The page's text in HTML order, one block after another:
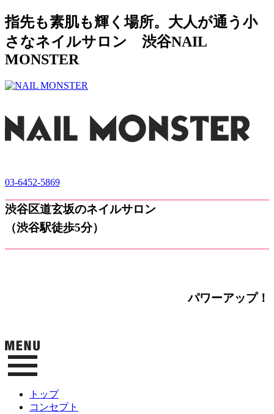
指先も素肌も輝く場所。大人が通う小
さなネイルサロン 渋谷NAIL
MONSTER
03-6452-5869
渋谷区道玄坂のネイルサロン
（渋谷駅徒歩5分）
パワーアップ！
トップ
コンセプト